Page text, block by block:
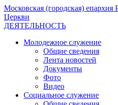
Московская (городская) епархия
Церкви
ДЕЯТЕЛЬНОСТЬ
Молодежное служение
Общие сведения
Лента новостей
Документы
Фото
Видео
Социальное служение